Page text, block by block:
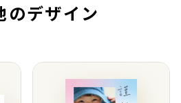
のデザイン